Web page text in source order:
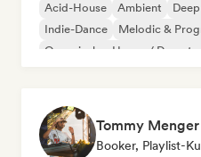
Acid-House Ambient
Indie-Dance
Melodic &
Organischer House /
Tommy Menger
Booker, Playlist-